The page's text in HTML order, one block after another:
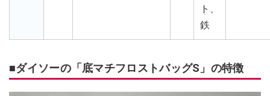
ト、
鉄
■ダイソーの「底マチフロストバッグS」の特徴